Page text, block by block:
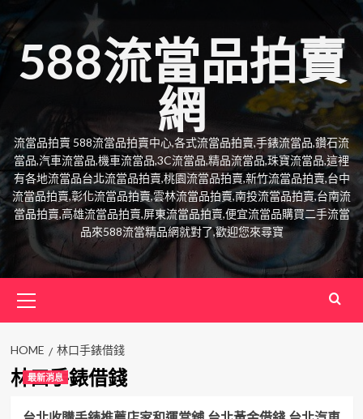
to
content
588流當品拍賣
網
流當品拍賣 588流當品拍賣中心,各式流當品拍賣,手錶流當品,鑽石流
當品,汽車流當品,機車流當品,3C流當品,精品流當品,珠寶流當品,這裡
有各地流當品台北流當品拍賣,桃園流當品拍賣,新竹流當品拍賣,台中
流當品拍賣,彰化流當品拍賣,雲林流當品拍賣,南投流當品拍賣,台南流
當品拍賣,高雄流當品拍賣,屏東流當品拍賣,便宜流當品購買二手流當
品來588流當精品網就對了,歡迎您來尋寶
Menu
HOME 林口手錶借錢
林口手錶借錢
最新消息